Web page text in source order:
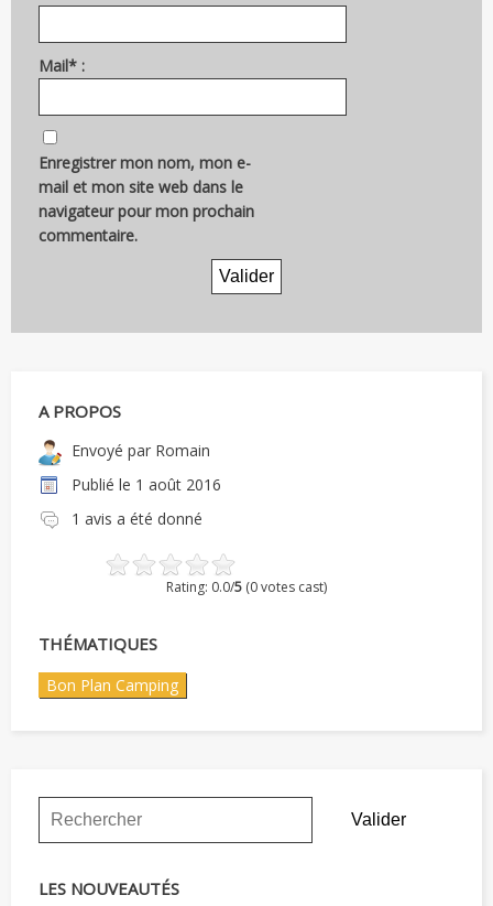
Mail* :
Enregistrer mon nom, mon e-
mail et mon site web dans le
navigateur pour mon prochain
commentaire.
A PROPOS
Envoyé par Romain
Publié le 1 août 2016
1 avis a été donné
Rating: 0.0/5 (0 votes cast)
THÉMATIQUES
Bon Plan Camping
LES NOUVEAUTÉS